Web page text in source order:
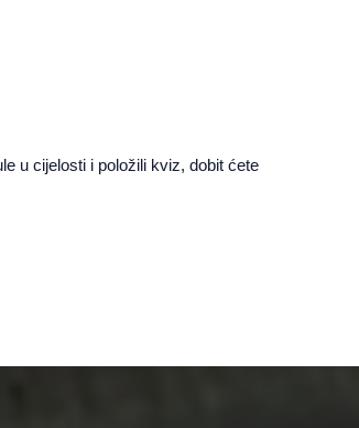
u cijelosti i položili kviz, dobit ćete